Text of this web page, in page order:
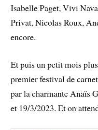
Isabelle Paget, Vivi
Privat, Nicolas Roux,
encore.
Et puis un petit mois
premier festival de
par la charmante Anaïs
et 19/3/2023. Et on